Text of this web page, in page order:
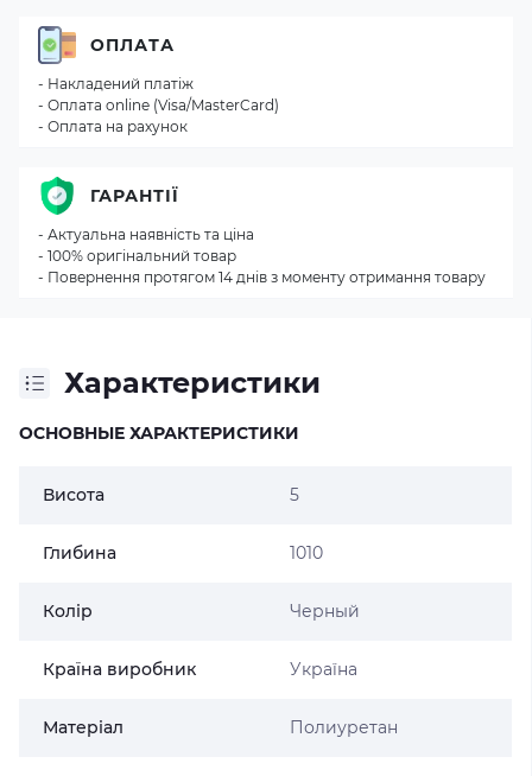
Характеристики
ОСНОВНЫЕ ХАРАКТЕРИСТИКИ
Висота 5
Глибина 1010
Колір Черный
Країна виробник Україна
Матеріал Полиуретан
ОПЛАТА
- Накладений платіж
- Оплата online (Visa/MasterCard)
- Оплата на рахунок
ГАРАНТІЇ
- Актуальна наявність та ціна
- 100% оригінальний товар
- Повернення протягом 14 днів з моменту отримання товару